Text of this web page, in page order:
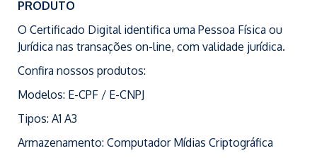
PRODUTO
O Certificado Digital identifica uma Pessoa Física ou
Jurídica nas transações on-line, com validade jurídica.
Confira nossos produtos:
Modelos: E-CPF / E-CNPJ
Tipos: A1 A3
Armazenamento: Computador Mídias Criptográfica